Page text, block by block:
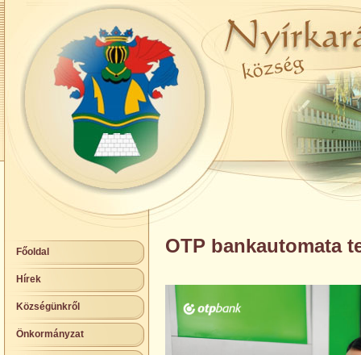
Főoldal
Hírek
Községünkről
Önkormányzat
OTP bankautomata